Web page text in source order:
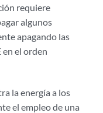
requiere
algunos
apagando las
el orden
la energía a los
el empleo de una